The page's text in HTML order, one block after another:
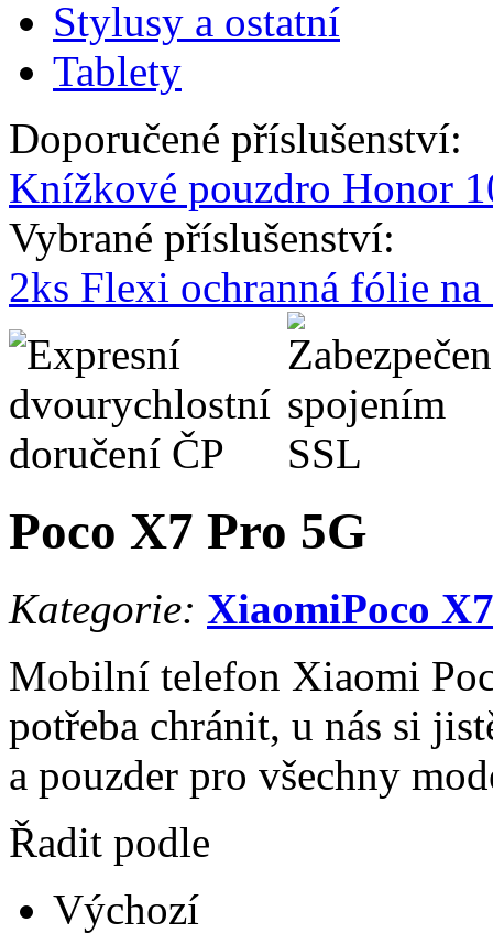
Stylusy a ostatní
Tablety
Doporučené příslušenství:
Knížkové pouzdro Honor
Vybrané příslušenství:
2ks Flexi ochranná fólie
Poco X7 Pro 5G
Kategorie: XiaomiPoco
Mobilní telefon Xiaomi
potřeba chránit, u nás si
a pouzder pro všechny
Řadit podle
Výchozí